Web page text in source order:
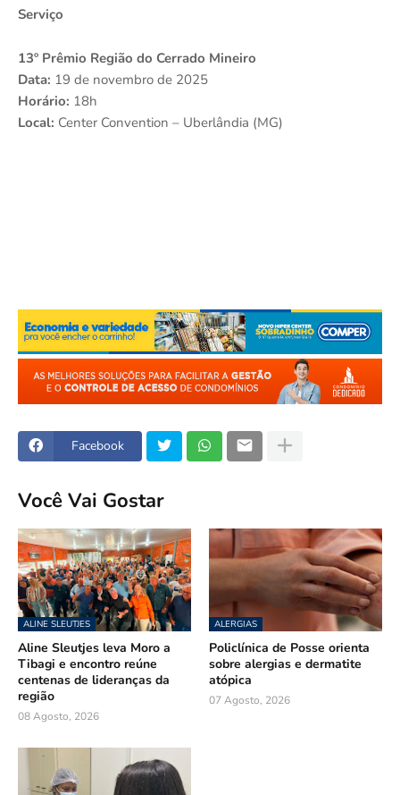
Serviço
13º Prêmio Região do Cerrado Mineiro
Data: 19 de novembro de 2025
Horário: 18h
Local: Center Convention – Uberlândia (MG)
Facebook
Você Vai Gostar
ALINE SLEUTJES
Aline Sleutjes leva Moro a
Tibagi e encontro reúne
centenas de lideranças da
região
08 Agosto, 2026
ALERGIAS
Policlínica de Posse orienta
sobre alergias e dermatite
atópica
07 Agosto, 2026